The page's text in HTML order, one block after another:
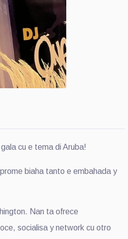
cu e tema di Aruba!
biaha tanto e embahada y
Nan ta ofrece
socialisa y network cu otro